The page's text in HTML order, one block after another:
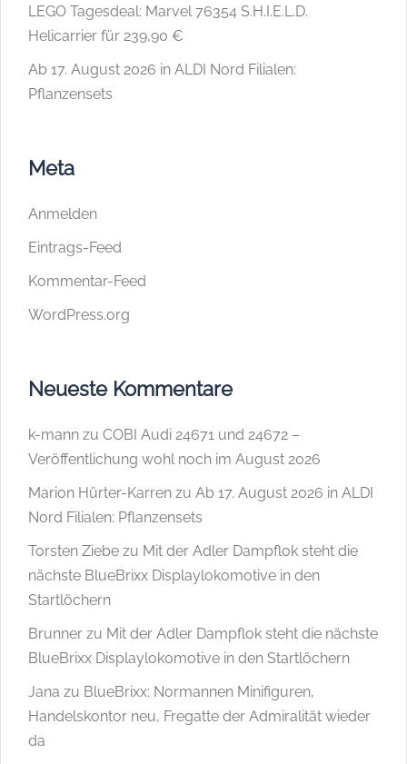
LEGO Tagesdeal: Marvel 76354 S.H.I.E.L.D.
Helicarrier für 239,90 €
Ab 17. August 2026 in ALDI Nord Filialen:
Pflanzensets
Meta
Anmelden
Eintrags-Feed
Kommentar-Feed
WordPress.org
Neueste Kommentare
k-mann zu COBI Audi 24671 und 24672 –
Veröffentlichung wohl noch im August 2026
Marion Hürter-Karren zu Ab 17. August 2026 in ALDI
Nord Filialen: Pflanzensets
Torsten Ziebe zu Mit der Adler Dampflok steht die
nächste BlueBrixx Displaylokomotive in den
Startlöchern
Brunner zu Mit der Adler Dampflok steht die nächste
BlueBrixx Displaylokomotive in den Startlöchern
Jana zu BlueBrixx: Normannen Minifiguren,
Handelskontor neu, Fregatte der Admiralität wieder
da